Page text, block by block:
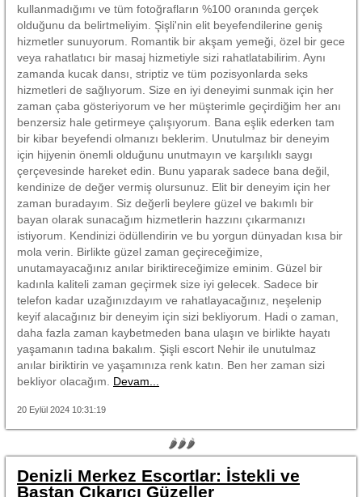
kullanmadığımı ve tüm fotoğrafların %100 oranında gerçek
olduğunu da belirtmeliyim. Şişli'nin elit beyefendilerine geniş
hizmetler sunuyorum. Romantik bir akşam yemeği, özel bir gece
veya rahatlatıcı bir masaj hizmetiyle sizi rahatlatabilirim. Aynı
zamanda kucak dansı, striptiz ve tüm pozisyonlarda seks
hizmetleri de sağlıyorum. Size en iyi deneyimi sunmak için her
zaman çaba gösteriyorum ve her müşterimle geçirdiğim her anı
benzersiz hale getirmeye çalışıyorum. Bana eşlik ederken tam
bir kibar beyefendi olmanızı beklerim. Unutulmaz bir deneyim
için hijyenin önemli olduğunu unutmayın ve karşılıklı saygı
çerçevesinde hareket edin. Bunu yaparak sadece bana değil,
kendinize de değer vermiş olursunuz. Elit bir deneyim için her
zaman buradayım. Siz değerli beylere güzel ve bakımlı bir
bayan olarak sunacağım hizmetlerin hazzını çıkarmanızı
istiyorum. Kendinizi ödüllendirin ve bu yorgun dünyadan kısa bir
mola verin. Birlikte güzel zaman geçireceğimize,
unutamayacağınız anılar biriktireceğimize eminim. Güzel bir
kadınla kaliteli zaman geçirmek size iyi gelecek. Sadece bir
telefon kadar uzağınızdayım ve rahatlayacağınız, neşelenip
keyif alacağınız bir deneyim için sizi bekliyorum. Hadi o zaman,
daha fazla zaman kaybetmeden bana ulaşın ve birlikte hayatı
yaşamanın tadına bakalım. Şişli escort Nehir ile unutulmaz
anılar biriktirin ve yaşamınıza renk katın. Ben her zaman sizi
bekliyor olacağım. Devam...
20 Eylül 2024 10:31:19
🌶🌶🌶
Denizli Merkez Escortlar: İstekli ve
Baştan Çıkarıcı Güzeller